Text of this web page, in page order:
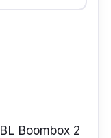
Boombox 2